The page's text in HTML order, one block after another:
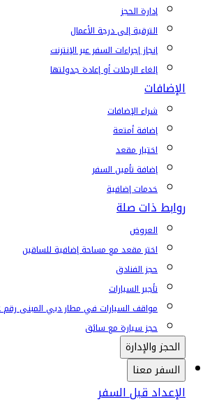
إدارة الحجز
الترقية إلى درجة الأعمال
إنجاز إجراءات السفر عبر الإنترنت
إلغاء الرحلات أو إعادة جدولتها
الإضافات
شراء الإضافات
إضافة أمتعة
اختيار مقعد
إضافة تأمين السفر
خدمات إضافية
روابط ذات صلة
العروض
اختر مقعد مع مساحة إضافية للساقين
حجز الفنادق
تأجير السيارات
مواقف السيارات في مطار دبي المبنى رقم 2
حجز سيارة مع سائق
الحجز والإدارة
السفر معنا
الإعداد قبل السفر